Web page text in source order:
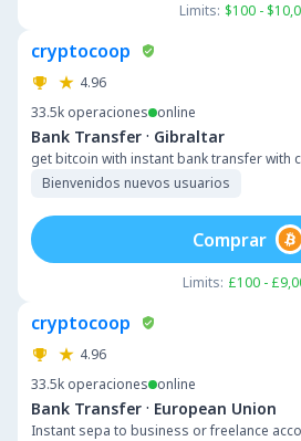
Limits: $100 -
cryptocoop
4.96
33.5k operaciones online
Bank Transfer · Gibraltar
get bitcoin with instant bank transfer with
Bienvenidos nuevos usuarios
Limits: £100 -
Comprar
cryptocoop
4.96
33.5k operaciones online
Bank Transfer · European Union
Instant sepa to business or freelance